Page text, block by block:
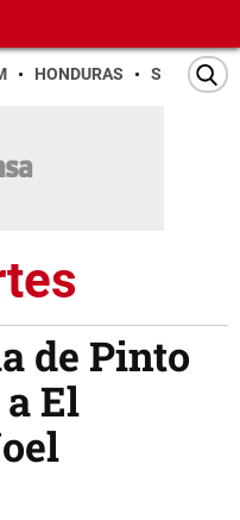
HONDURAS SAN PEDRO
de Pinto
El